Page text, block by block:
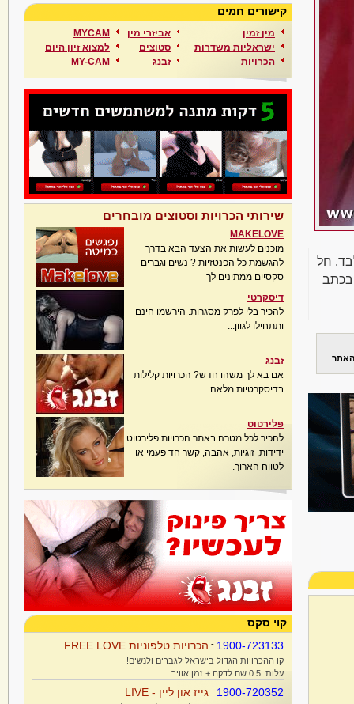
חל
בכתב
האתר
קישורים חמים
מין זמין
ישראליות משדרות
הכרויות
אביזרי מין
סטוצים
זבנג
MYCAM
למצוא זיון היום
MY-CAM
שירותי הכרויות וסטוצים מובחרים
MAKELOVE
מוכנים לעשות את הצעד הבא בדרך
להגשמת כל הפנטזיות ? נשים וגברים
סקסיים ממתינים לך
דיסקרטי
להכיר בלי לפרק מסגרות. הירשמו חינם
ותתחילו לגוון...
זבנג
אם בא לך משהו חדש? הכרויות קלילות
בדיסקרטיות מלאה...
פלירטוט
להכיר לכל מטרה באתר הכרויות פלירטוט.
ידידות, זוגיות, אהבה, קשר חד פעמי או
לטווח הארוך.
קוי סקס
1900-723133
- הכרויות טלפוניות FREE LOVE
קו ההכרויות הגדול בישראל לגברים ולנשים!
עלות: 0.5 שח לדקה + זמן אוויר
1900-720352
- גייז און ליין - LIVE